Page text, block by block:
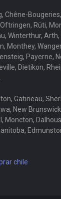
Chêne-
Rüti,
Winterthur, Arth,
Monthey,
Payerne,
Dietikon,
Gatineau,
New
Moncton,
chile